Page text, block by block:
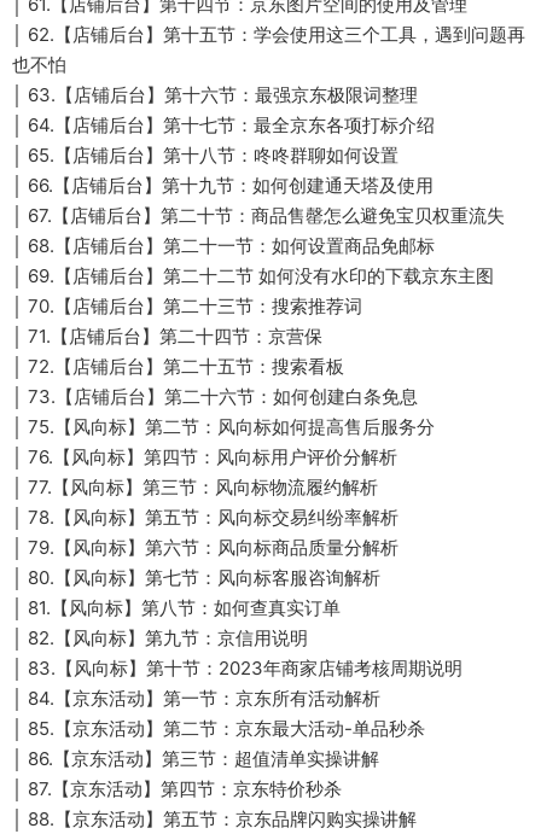
│ 62.【店铺后台】第十五节：学会使用这三个工具，遇到问题再
也不怕
│ 63.【店铺后台】第十六节：最强京东极限词整理
│ 64.【店铺后台】第十七节：最全京东各项打标介绍
│ 65.【店铺后台】第十八节：咚咚群聊如何设置
│ 66.【店铺后台】第十九节：如何创建通天塔及使用
│ 67.【店铺后台】第二十节：商品售罄怎么避免宝贝权重流失
│ 68.【店铺后台】第二十一节：如何设置商品免邮标
│ 69.【店铺后台】第二十二节 如何没有水印的下载京东主图
│ 70.【店铺后台】第二十三节：搜索推荐词
│ 71.【店铺后台】第二十四节：京营保
│ 72.【店铺后台】第二十五节：搜索看板
│ 73.【店铺后台】第二十六节：如何创建白条免息
│ 75.【风向标】第二节：风向标如何提高售后服务分
│ 76.【风向标】第四节：风向标用户评价分解析
│ 77.【风向标】第三节：风向标物流履约解析
│ 78.【风向标】第五节：风向标交易纠纷率解析
│ 79.【风向标】第六节：风向标商品质量分解析
│ 80.【风向标】第七节：风向标客服咨询解析
│ 81.【风向标】第八节：如何查真实订单
│ 82.【风向标】第九节：京信用说明
│ 83.【风向标】第十节：2023年商家店铺考核周期说明
│ 84.【京东活动】第一节：京东所有活动解析
│ 85.【京东活动】第二节：京东最大活动-单品秒杀
│ 86.【京东活动】第三节：超值清单实操讲解
│ 87.【京东活动】第四节：京东特价秒杀
│ 88.【京东活动】第五节：京东品牌闪购实操讲解